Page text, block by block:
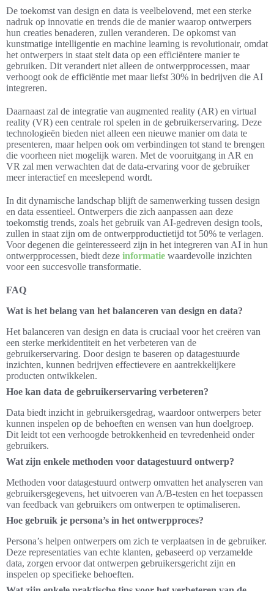
De toekomst van design en data is veelbelovend, met een sterke
nadruk op innovatie en trends die de manier waarop ontwerpers
hun creaties benaderen, zullen veranderen. De opkomst van
kunstmatige intelligentie en machine learning is revolutionair, omdat
het ontwerpers in staat stelt data op een efficiëntere manier te
gebruiken. Dit verandert niet alleen de ontwerpprocessen, maar
verhoogt ook de efficiëntie met maar liefst 30% in bedrijven die AI
integreren.
Daarnaast zal de integratie van augmented reality (AR) en virtual
reality (VR) een centrale rol spelen in de gebruikerservaring. Deze
technologieën bieden niet alleen een nieuwe manier om data te
presenteren, maar helpen ook om verbindingen tot stand te brengen
die voorheen niet mogelijk waren. Met de vooruitgang in AR en
VR zal men verwachten dat de data-ervaring voor de gebruiker
meer interactief en meeslepend wordt.
In dit dynamische landschap blijft de samenwerking tussen design
en data essentieel. Ontwerpers die zich aanpassen aan deze
toekomstig trends, zoals het gebruik van AI-gedreven design tools,
zullen in staat zijn om de ontwerpproductietijd tot 50% te verlagen.
Voor degenen die geïnteresseerd zijn in het integreren van AI in hun
ontwerpprocessen, biedt deze informatie waardevolle inzichten
voor een succesvolle transformatie.
FAQ
Wat is het belang van het balanceren van design en data?
Het balanceren van design en data is cruciaal voor het creëren van
een sterke merkidentiteit en het verbeteren van de
gebruikerservaring. Door design te baseren op datagestuurde
inzichten, kunnen bedrijven effectievere en aantrekkelijkere
producten ontwikkelen.
Hoe kan data de gebruikerservaring verbeteren?
Data biedt inzicht in gebruikersgedrag, waardoor ontwerpers beter
kunnen inspelen op de behoeften en wensen van hun doelgroep.
Dit leidt tot een verhoogde betrokkenheid en tevredenheid onder
gebruikers.
Wat zijn enkele methoden voor datagestuurd ontwerp?
Methoden voor datagestuurd ontwerp omvatten het analyseren van
gebruikersgegevens, het uitvoeren van A/B-testen en het toepassen
van feedback van gebruikers om ontwerpen te optimaliseren.
Hoe gebruik je persona’s in het ontwerpproces?
Persona’s helpen ontwerpers om zich te verplaatsen in de gebruiker.
Deze representaties van echte klanten, gebaseerd op verzamelde
data, zorgen ervoor dat ontwerpen gebruikersgericht zijn en
inspelen op specifieke behoeften.